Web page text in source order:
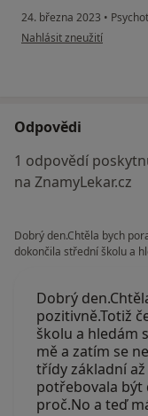
24. března 2023 •
podle názoru uživatele E. C.
Nahlásit zneužití
Odpovědi
1 odpovědí
na ZnamyLekar.cz
Dobrý den.Chtěla bych
dokončila střední školu a
Dobrý
pozitivně.Totiž
školu a hledám
mě a zatím se
třídy základní
potřebovala být
proč.No a teď